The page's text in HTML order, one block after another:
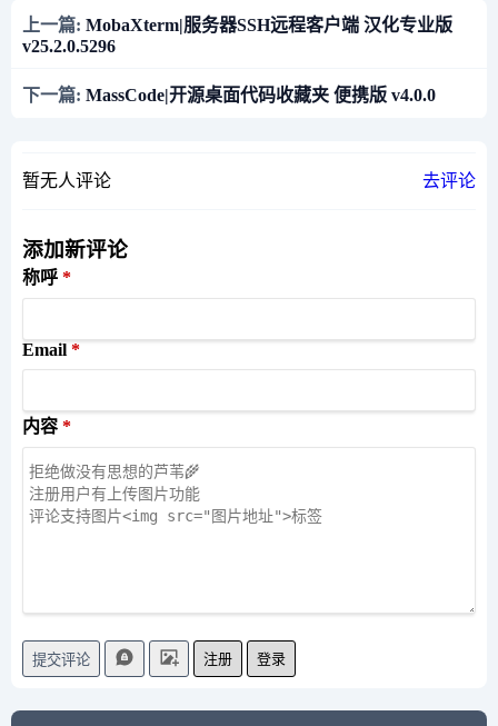
上一篇: MobaXterm|服务器SSH远程客户端 汉化专业版
v25.2.0.5296
下一篇: MassCode|开源桌面代码收藏夹 便携版 v4.0.0
暂无人评论 去评论
添加新评论
称呼
Email
内容
提交评论 注册 登录